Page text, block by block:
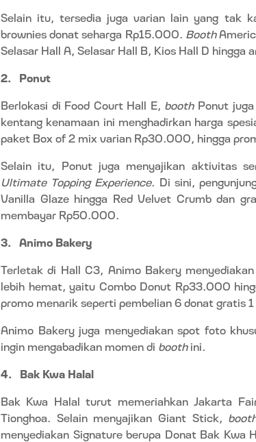
Selain itu, tersedia juga varian lain yang tak
brownies donat seharga Rp15.000. Booth
Selasar Hall A, Selasar Hall B, Kios Hall D hingga
2.
Ponut
Berlokasi di Food Court Hall E, boothPonut juga
kentang kenamaan ini menghadirkan harga
paket Box of 2 mix varian Rp30.000, hingga
Selain itu, Ponut juga menyajikan aktivitas
Ultimate Topping Experience. Di sini,
Vanilla Glaze hingga Red Velvet Crumb dan
membayar Rp50.000.
3.
Animo Bakery
Terletak di Hall C3, Animo Bakery
lebih hemat, yaitu Combo Donut Rp33.000
promo menarik seperti pembelian 6 donat gratis 1
Animo Bakery juga menyediakan spot foto
ingin mengabadikan momen di boothini.
4.
Bak Kwa Halal
Bak Kwa Halal turut memeriahkan Jakarta
Tionghoa. Selain menyajikan Giant Stick,
menyediakan Signature berupa Donat Bak Kwa